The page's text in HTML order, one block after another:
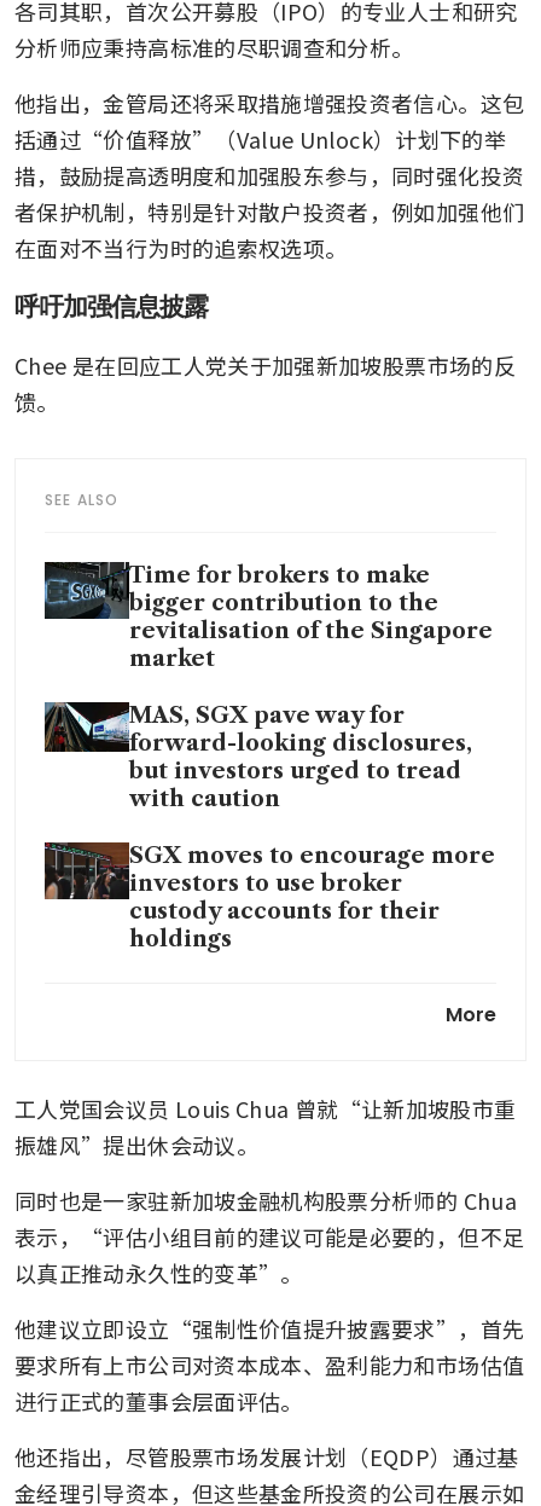
各司其职，首次公开募股（IPO）的专业人士和研究
分析师应秉持高标准的尽职调查和分析。
他指出，金管局还将采取措施增强投资者信心。这包
括通过“价值释放”（Value Unlock）计划下的举
措，鼓励提高透明度和加强股东参与，同时强化投资
者保护机制，特别是针对散户投资者，例如加强他们
在面对不当行为时的追索权选项。
呼吁加强信息披露
Chee 是在回应工人党关于加强新加坡股票市场的反
馈。
SEE ALSO
Time for brokers to make
bigger contribution to the
revitalisation of the Singapore
market
MAS, SGX pave way for
forward-looking disclosures,
but investors urged to tread
with caution
SGX moves to encourage more
investors to use broker
custody accounts for their
holdings
More
工人党国会议员 Louis Chua 曾就“让新加坡股市重
振雄风”提出休会动议。
同时也是一家驻新加坡金融机构股票分析师的 Chua
表示，“评估小组目前的建议可能是必要的，但不足
以真正推动永久性的变革”。
他建议立即设立“强制性价值提升披露要求”，首先
要求所有上市公司对资本成本、盈利能力和市场估值
进行正式的董事会层面评估。
他还指出，尽管股票市场发展计划（EQDP）通过基
金经理引导资本，但这些基金所投资的公司在展示如